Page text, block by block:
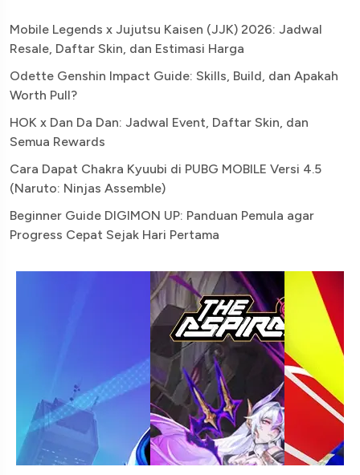
Mobile Legends x Jujutsu Kaisen (JJK) 2026: Jadwal
Resale, Daftar Skin, dan Estimasi Harga
Odette Genshin Impact Guide: Skills, Build, dan Apakah
Worth Pull?
HOK x Dan Da Dan: Jadwal Event, Daftar Skin, dan
Semua Rewards
Cara Dapat Chakra Kyuubi di PUBG MOBILE Versi 4.5
(Naruto: Ninjas Assemble)
Beginner Guide DIGIMON UP: Panduan Pemula agar
Progress Cepat Sejak Hari Pertama